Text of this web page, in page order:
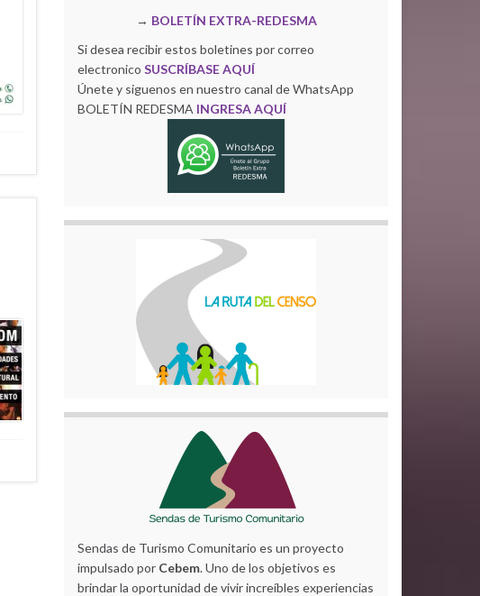
→ BOLETÍN EXTRA-REDESMA
Si desea recibir estos boletines por correo
electronico SUSCRÍBASE AQUÍ
Únete y siguenos en nuestro canal de WhatsApp
BOLETÍN REDESMA INGRESA AQUÍ
Sendas de Turismo Comunitario es un proyecto
impulsado por Cebem. Uno de los objetivos es
brindar la oportunidad de vivir increíbles experiencias